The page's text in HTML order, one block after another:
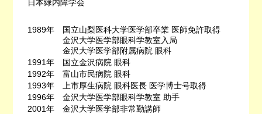
日本緑内障学会
1989年
国立山梨医科大学医学部卒業 医師免許取得
金沢大学医学部眼科学教室入局
金沢大学医学部附属病院 眼科
1991年
国立金沢病院 眼科
1992年
富山市民病院 眼科
1993年
上市厚生病院 眼科医長 医学博士号取得
1996年
金沢大学医学部眼科学教室 助手
2001年
金沢大学医学部非常勤講師